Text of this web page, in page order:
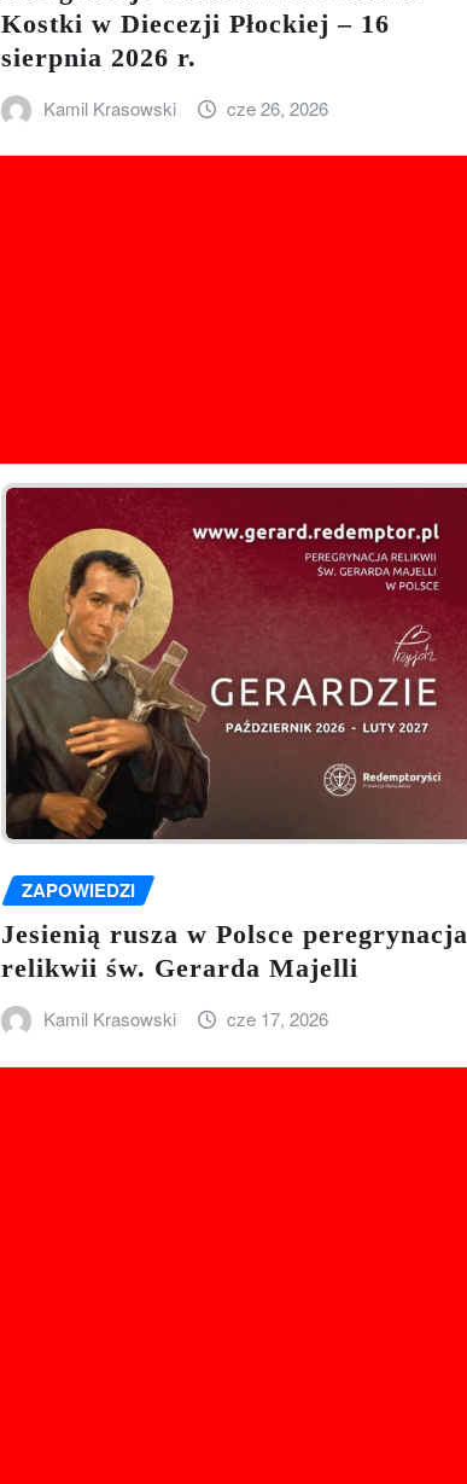
Kostki w Diecezji Płockiej – 16
sierpnia 2026 r.
Kamil Krasowski cze 26, 2026
ZAPOWIEDZI
Jesienią rusza w Polsce peregrynacja
relikwii św. Gerarda Majelli
Kamil Krasowski cze 17, 2026